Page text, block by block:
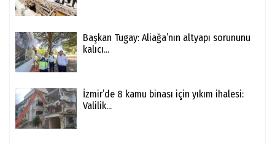
Başkan Tugay: Aliağa’nın altyapı sorununu
kalıcı...
İzmir’de 8 kamu binası için yıkım ihalesi:
Valilik...